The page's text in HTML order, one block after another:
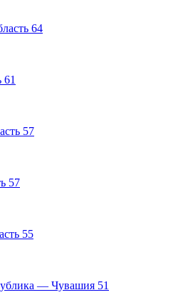
64
61
57
57
55
— Чувашия 51